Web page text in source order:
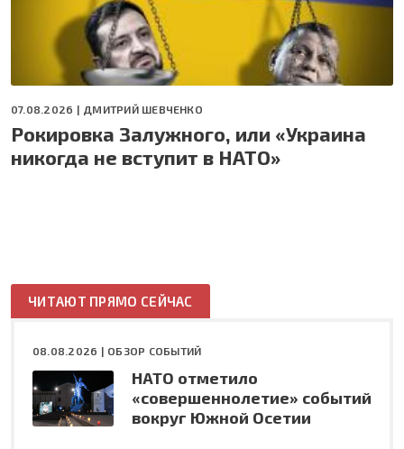
07.08.2026 | ДМИТРИЙ ШЕВЧЕНКО
Рокировка Залужного, или «Украина
никогда не вступит в НАТО»
ЧИТАЮТ ПРЯМО СЕЙЧАС
08.08.2026 | ОБЗОР СОБЫТИЙ
НАТО отметило
«совершеннолетие» событий
вокруг Южной Осетии